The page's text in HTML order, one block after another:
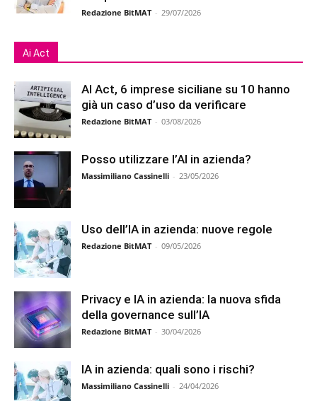
Redazione BitMAT - 29/07/2026
Ai Act
AI Act, 6 imprese siciliane su 10 hanno
già un caso d’uso da verificare
Redazione BitMAT - 03/08/2026
Posso utilizzare l’AI in azienda?
Massimiliano Cassinelli - 23/05/2026
Uso dell’IA in azienda: nuove regole
Redazione BitMAT - 09/05/2026
Privacy e IA in azienda: la nuova sfida
della governance sull’IA
Redazione BitMAT - 30/04/2026
IA in azienda: quali sono i rischi?
Massimiliano Cassinelli - 24/04/2026